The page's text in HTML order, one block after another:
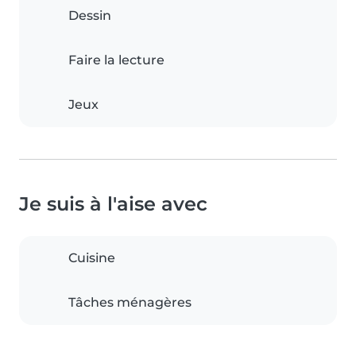
Dessin
Faire la lecture
Jeux
Je suis à l'aise avec
Cuisine
Tâches ménagères